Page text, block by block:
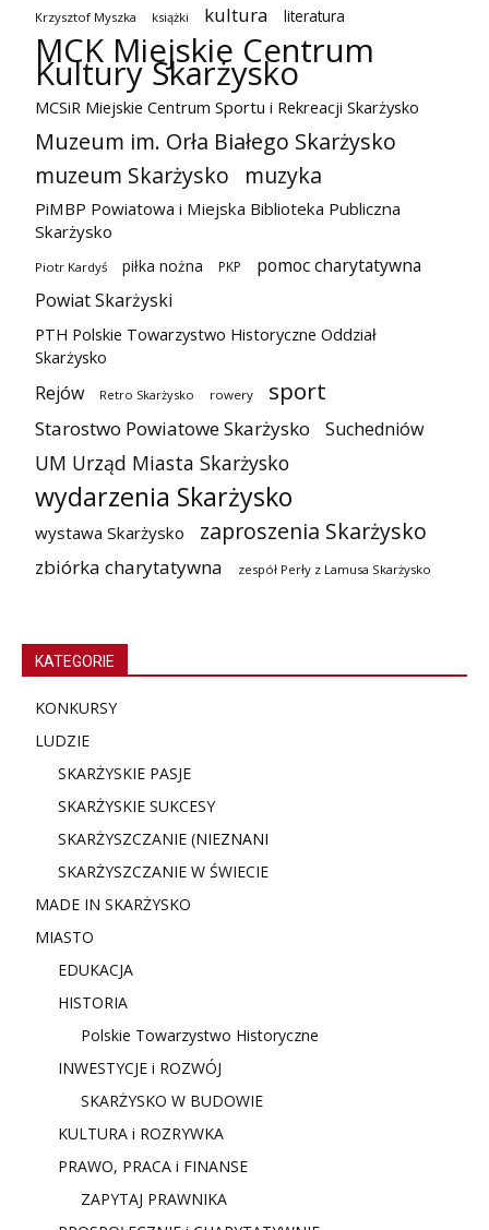
Krzysztof Myszka książki kultura literatura
MCK Miejskie Centrum
Kultury Skarżysko
MCSiR Miejskie Centrum Sportu i Rekreacji Skarżysko
Muzeum im. Orła Białego Skarżysko
muzeum Skarżysko
muzyka
PiMBP Powiatowa i Miejska Biblioteka Publiczna
Skarżysko
Piotr Kardyś piłka nożna PKP
pomoc charytatywna
Powiat Skarżyski
PTH Polskie Towarzystwo Historyczne Oddział
Skarżysko
Rejów Retro Skarżysko rowery sport
Starostwo Powiatowe Skarżysko Suchedniów
UM Urząd Miasta Skarżysko
wydarzenia Skarżysko
wystawa Skarżysko zaproszenia Skarżysko
zbiórka charytatywna zespół Perły z Lamusa Skarżysko
KATEGORIE
KONKURSY
LUDZIE
SKARŻYSKIE PASJE
SKARŻYSKIE SUKCESY
SKARŻYSZCZANIE (NIEZNANI
SKARŻYSZCZANIE W ŚWIECIE
MADE IN SKARŻYSKO
MIASTO
EDUKACJA
HISTORIA
Polskie Towarzystwo Historyczne
INWESTYCJE i ROZWÓJ
SKARŻYSKO W BUDOWIE
KULTURA i ROZRYWKA
PRAWO, PRACA i FINANSE
ZAPYTAJ PRAWNIKA